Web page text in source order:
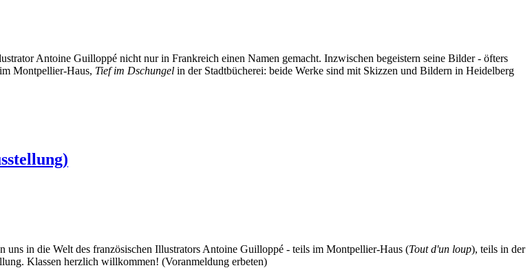
Antoine Guilloppé nicht nur in Frankreich einen Namen gemacht. Inzwischen begeistern seine Bilder - öfters
Montpellier-Haus, Tief im Dschungel in der Stadtbücherei: beide Werke sind mit Skizzen und Bildern in Heidelberg
uns in die Welt des französischen Illustrators Antoine Guilloppé - teils im Montpellier-Haus (Tout d'un loup), teils in der
Klassen herzlich willkommen! (Voranmeldung erbeten)